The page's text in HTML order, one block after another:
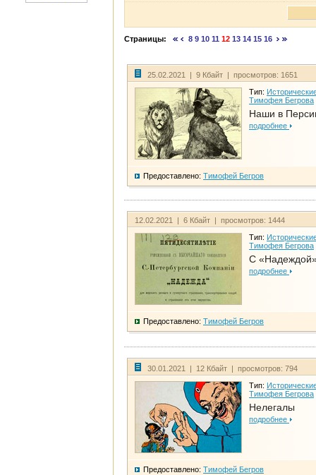
Страницы: 8 9 10 11 12 13 14 15 16
25.02.2021 | 9 Кбайт | просмотров: 1651
Тип:
Тимофея Бегрова
Наши в
подробнее
Предоставлено: Тимофей Бегров
12.02.2021 | 6 Кбайт | просмотров: 1444
Тип:
Тимофея Бегрова
С
подробнее
Предоставлено: Тимофей Бегров
30.01.2021 | 12 Кбайт | просмотров: 794
Тип:
Тимофея Бегрова
Нелегалы
подробнее
Предоставлено: Тимофей Бегров